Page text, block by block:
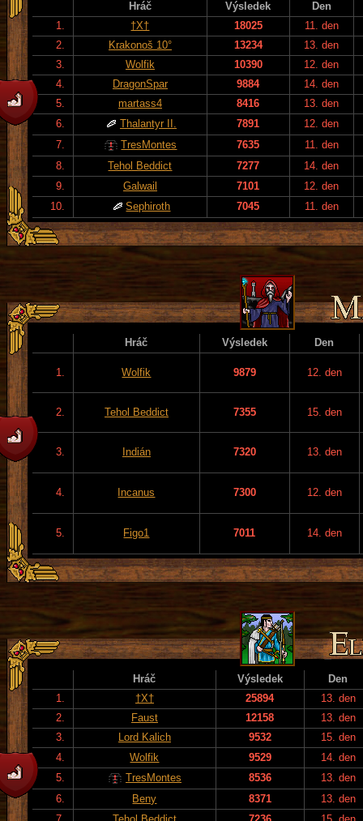
Hráč Výsledek
Den
1.
†X† 18025
11. den
2.
Krakonoš 10° 13234
13. den
3.
Wolfik 10390
12. den
4.
DragonSpar 9884
14. den
5.
martass4 8416
13. den
6.
Thalantyr II. 7891
12. den
7.
TresMontes 7635
11. den
8.
Tehol Beddict 7277
14. den
9.
Galwail 7101
12. den
10.
Sephiroth 7045 11. den
Hráč Výsledek Den
1. Wolfik 9879 12. den
2. Tehol Beddict 7355 15. den
3. Indián 7320 13. den
4. Incanus 7300 12. den
5. Figo1 7011 14. den
Hráč Výsledek
Den
1.
†X† 25894
13. den
2.
Faust 12158
13. den
3.
Lord Kalich 9532
15. den
4.
Wolfik 9529
14. den
5.
TresMontes 8536
13. den
6.
Beny 8371
13. den